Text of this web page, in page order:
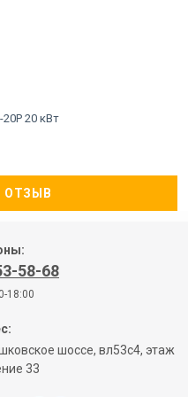
20 кВт
ОТЗЫВ
58-68
18:00
шоссе, вл53с4, этаж
33